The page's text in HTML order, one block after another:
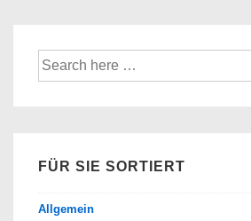
Euro
Suche
nach:
FÜR SIE SORTIERT
Allgemein